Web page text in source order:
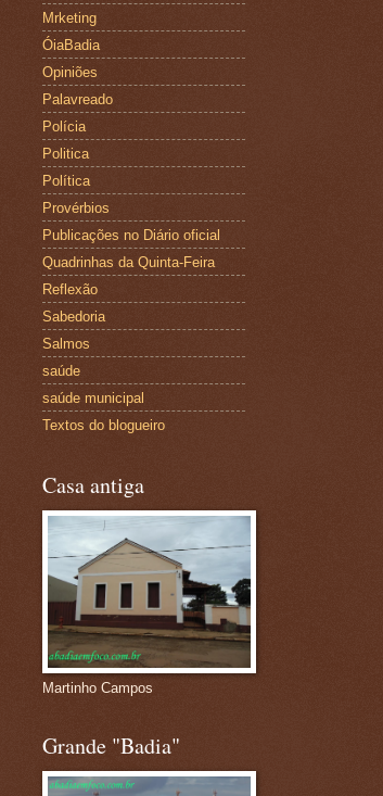
Mrketing
ÓiaBadia
Opiniões
Palavreado
Polícia
Politica
Política
Provérbios
Publicações no Diário oficial
Quadrinhas da Quinta-Feira
Reflexão
Sabedoria
Salmos
saúde
saúde municipal
Textos do blogueiro
Casa antiga
Martinho Campos
Grande "Badia"